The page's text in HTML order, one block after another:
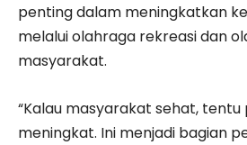
penting dalam meningkatkan
melalui olahraga rekreasi dan
masyarakat.
“Kalau masyarakat sehat,
meningkat. Ini menjadi bagian